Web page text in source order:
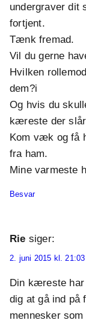
undergraver dit
fortjent.
Tænk fremad.
Vil du gerne
Hvilken
dem?i
Og hvis du
kæreste der
Kom væk og få
fra ham.
Mine varmeste
Besvar
Rie siger:
2. juni 2015 kl. 21:03
Din kæreste
dig at gå ind på
mennesker